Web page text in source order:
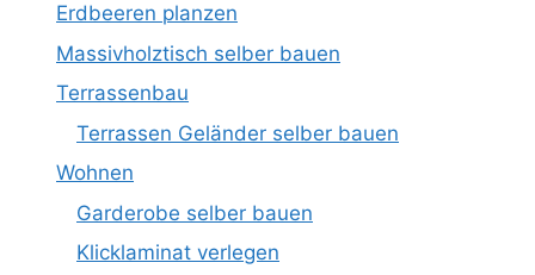
Erdbeeren planzen
Massivholztisch selber bauen
Terrassenbau
Terrassen Geländer selber bauen
Wohnen
Garderobe selber bauen
Klicklaminat verlegen